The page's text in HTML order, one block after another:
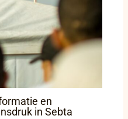
en
in Sebta